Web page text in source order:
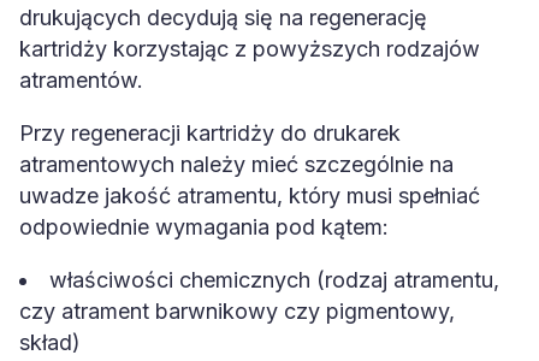
drukujących decydują się na regenerację
kartridży korzystając z powyższych rodzajów
atramentów.
Przy regeneracji kartridży do drukarek
atramentowych należy mieć szczególnie na
uwadze jakość atramentu, który musi spełniać
odpowiednie wymagania pod kątem:
właściwości chemicznych (rodzaj atramentu,
czy atrament barwnikowy czy pigmentowy,
skład)